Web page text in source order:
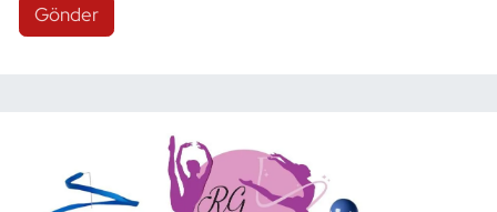
Gönder